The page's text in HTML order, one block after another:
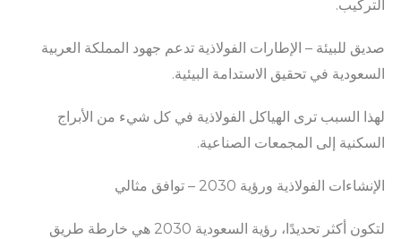
التركيب.
صديق للبيئة – الإطارات الفولاذية تدعم جهود المملكة العربية
السعودية في تحقيق الاستدامة البيئية.
لهذا السبب ترى الهياكل الفولاذية في كل شيء من الأبراج
السكنية إلى المجمعات الصناعية.
الإنشاءات الفولاذية ورؤية 2030 – توافق مثالي
لتكون أكثر تحديدًا، رؤية السعودية 2030 هي خارطة طريق